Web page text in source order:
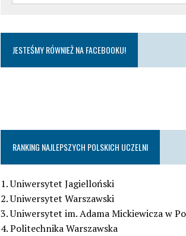
JESTEŚMY RÓWNIEŻ NA FACEBOOKU!
RANKING NAJLEPSZYCH POLSKICH UCZELNI
1. Uniwersytet Jagielloński
2. Uniwersytet Warszawski
3. Uniwersytet im. Adama Mickiewicza w
4. Politechnika Warszawska